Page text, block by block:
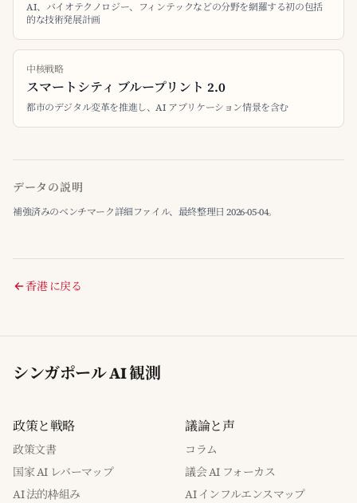
AI、バイオテクノロジー、フィンテックなどの分野を網羅する初の包括
的な技術発展計画
中核戦略
スマートシティ ブループリント 2.0
都市のデジタル変革を推進し、AI アプリケーション情景を含む
データの説明
補強済みのベンチマーク詳細ファイル、最終整理日 2026-05-04。
香港 に戻る
シンガポール AI 観測
政策と戦略
政策文書
国家 AI レバーマップ
AI 法的枠組み
議論と声
コラム
議会 AI フォーカス
AI インフルエンスマップ